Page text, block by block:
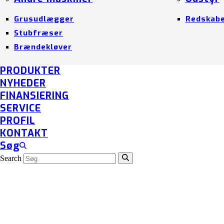
Grusudlægger
Stubfræser
Brændekløver
PRODUKTER
NYHEDER
FINANSIERING
SERVICE
PROFIL
KONTAKT
Søg
Search